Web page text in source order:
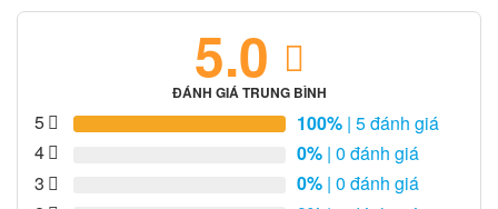
5.0
ĐÁNH GIÁ TRUNG BÌNH
5 100% | 5 đánh giá
4
0% | 0 đánh giá
3
0% | 0 đánh giá